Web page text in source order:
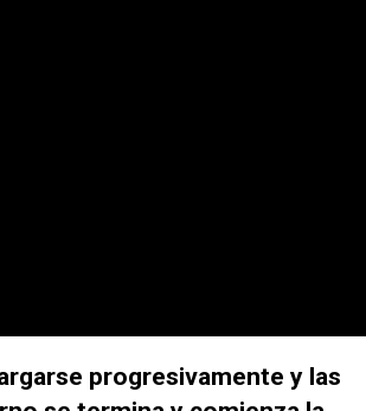
progresivamente y las